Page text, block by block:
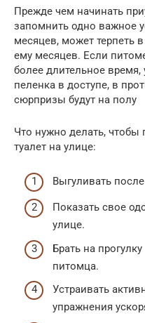
Прежде чем начинать
запомнить одно важное
месяцев, может терпеть
ему месяцев. Если
более длительное время,
пеленка в доступе, в
сюрпризы будут на полу
Что нужно делать, чтобы
туалет на улице:
Выгуливать
Показать свое
улице.
Брать на
питомца.
Устраивать
упражнения